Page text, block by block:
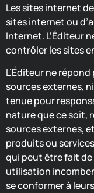
Les sites internet
sites internet ou
Internet. L’Éditeur
contrôler les sites
L’Éditeur ne
sources externes,
tenue pour
nature que ce soit,
sources externes,
produits ou
qui peut être fait de
utilisation
se conformer à